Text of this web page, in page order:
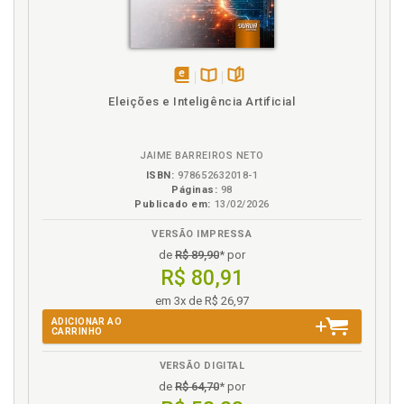
Normalidade. Reflexões sobre probidade
administrativa, normalidade e legitimidade das
probidade administrativa, normalidade e
legitimidade das eleições, p. 68
Processo judicial eleitoral. Partes, p. 132
Processo judicial eleitoral. Prova no processo judicial
Processo. Conexão entre direito material e processo,
Processo. Constitucionalização do processo e a
tutela jurisdicional da moralidade das candidaturas,
p. 93
disponívelDisponível
na
páginas
Eleições e Inteligência Artificial
JAIME BARREIROS NETO
ISBN: 978652632018-1
Páginas: 98
Publicado em: 13/02/2026
VERSÃO IMPRESSA
de R$ 89,90* por
R$ 80,91
em 3x de R$ 26,97
ADICIONAR AO
CARRINHO
VERSÃO DIGITAL
de R$ 64,70* por